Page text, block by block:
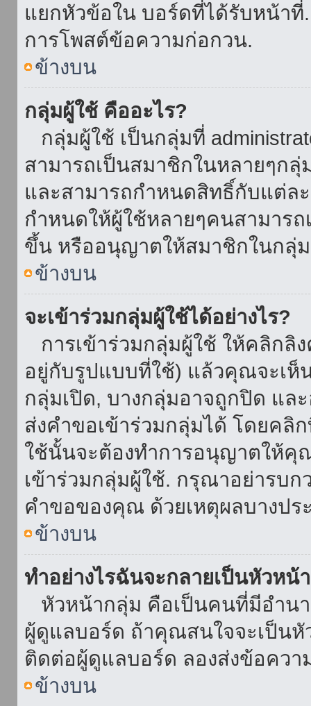
แยกหัวข้อใน บอร์ดที่ได้รับหน้าที่
การโพสต์ข้อความก่อกวน.
ข้างบน
กลุ่มผู้ใช้ คืออะไร?
กลุ่มผู้ใช้ เป็นกลุ่มที่
สามารถเป็นสมาชิกในหลายๆก
และสามารถกำหนดสิทธิ์กับแต่ล
กำหนดให้ผู้ใช้หลายๆคนสามารถ
ขึ้น หรืออนุญาตให้สมาชิกในกลุ่ม
ข้างบน
จะเข้าร่วมกลุ่มผู้ใช้ได้อย่างไร?
การเข้าร่วมกลุ่มผู้ใช้ ให้คลิก
อยู่กับรูปแบบที่ใช้) แล้วคุณจะเห็
กลุ่มเปิด, บางกลุ่มอาจถูกปิด แ
ส่งคำขอเข้าร่วมกลุ่มได้ โดยคลิ
ใช้นั้นจะต้องทำการอนุญาตให้คุ
เข้าร่วมกลุ่มผู้ใช้. กรุณาอย่ารบก
คำขอของคุณ ด้วยเหตุผลบางปร
ข้างบน
ทำอย่างไรฉันจะกลายเป็นหัวหน้
หัวหน้ากลุ่ม คือเป็นคนที่มีอำนา
ผู้ดูแลบอร์ด ถ้าคุณสนใจจะเป็น
ติดต่อผู้ดูแลบอร์ด ลองส่งข้อคว
ข้างบน